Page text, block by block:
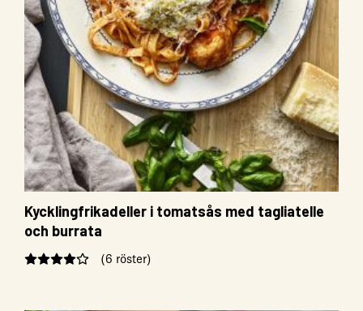
Kycklingfrikadeller i tomatsås med tagliatelle
och burrata
(6 röster)